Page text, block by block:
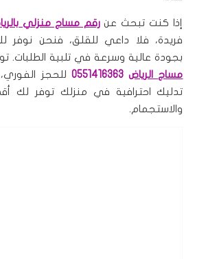
إذا كنت تبحث عنرقم مساج منزلي
فريدة، فلا داعي للقلق، فنحن نوفر
بجودة عالية وسرعة في تلبية الطلبات.
مساج الرياض0551416363
للحجز
تدليك احترافية في منزلك توفر لك
والاستجمام.